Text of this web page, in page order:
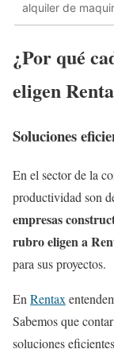
alquiler de
¿Por qué
eligen
Soluciones
En el sector de la
productividad son
empresas
rubro eligen a
para sus proyectos.
En Rentax
Sabemos que
soluciones